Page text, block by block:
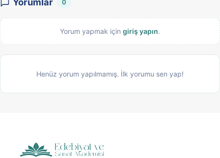
0
Yorum yapmak için giriş yapın.
Henüz yorum yapılmamış. İlk yorumu sen yap!